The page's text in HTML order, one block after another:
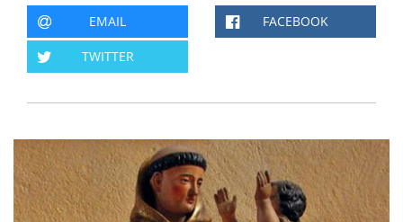
EMAIL FACEBOOK
TWITTER